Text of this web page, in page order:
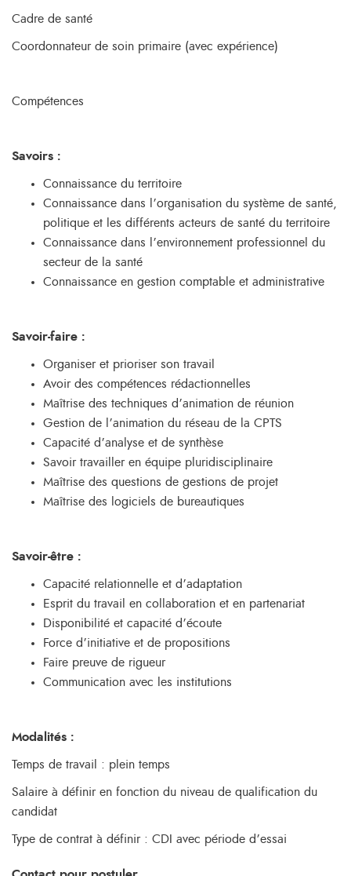
Cadre de santé
Coordonnateur de soin primaire (avec expérience)
Compétences
Savoirs :
Connaissance du territoire
Connaissance dans l’organisation du système de santé,
politique et les différents acteurs de santé du territoire
Connaissance dans l’environnement professionnel du
secteur de la santé
Connaissance en gestion comptable et administrative
Savoir-faire :
Organiser et prioriser son travail
Avoir des compétences rédactionnelles
Maîtrise des techniques d’animation de réunion
Gestion de l’animation du réseau de la CPTS
Capacité d’analyse et de synthèse
Savoir travailler en équipe pluridisciplinaire
Maîtrise des questions de gestions de projet
Maîtrise des logiciels de bureautiques
Savoir-être :
Capacité relationnelle et d’adaptation
Esprit du travail en collaboration et en partenariat
Disponibilité et capacité d’écoute
Force d’initiative et de propositions
Faire preuve de rigueur
Communication avec les institutions
Modalités :
Temps de travail : plein temps
Salaire à définir en fonction du niveau de qualification du
candidat
Type de contrat à définir : CDI avec période d’essai